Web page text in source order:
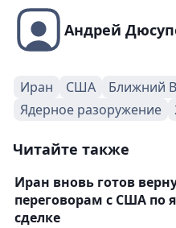
Андрей
Иран США Ближний
Ядерное разоружение
Читайте также
Иран вновь готов
переговорам с США по
сделке